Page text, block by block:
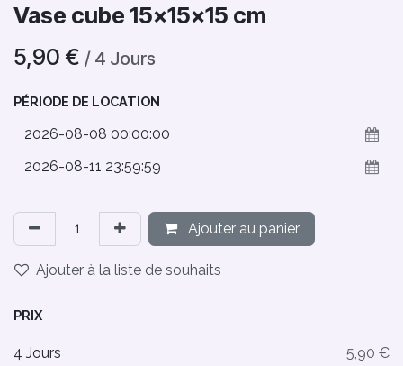
Vase cube 15x15x15 cm
5,90 € / 4 Jours
PÉRIODE DE LOCATION
Ajouter au panier
Ajouter à la liste de souhaits
PRIX
4 Jours 5,90 €